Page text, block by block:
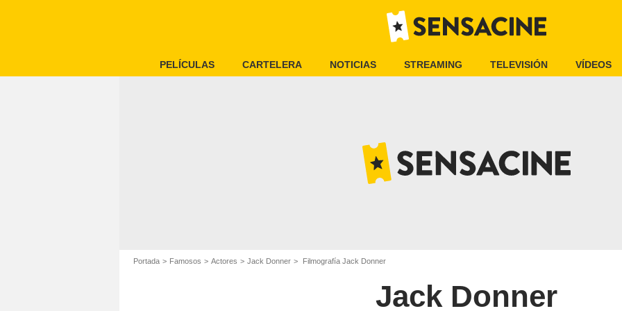
PELÍCULAS CARTELERA NOTICIAS STREAMING TELEVISIÓN VÍDEOS
Portada Famosos Actores Jack Donner Filmografía Jack Donner
Jack Donner